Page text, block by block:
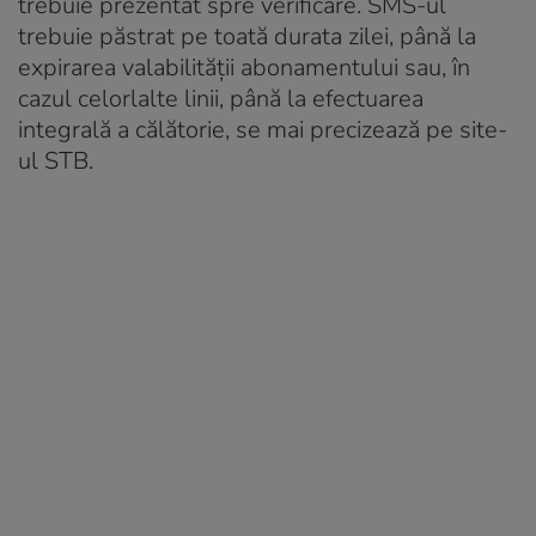
trebuie păstrat pe toată durata zilei, până la
expirarea valabilităţii abonamentului sau, în
cazul celorlalte linii, până la efectuarea
integrală a călătorie, se mai precizează pe site-
ul STB.